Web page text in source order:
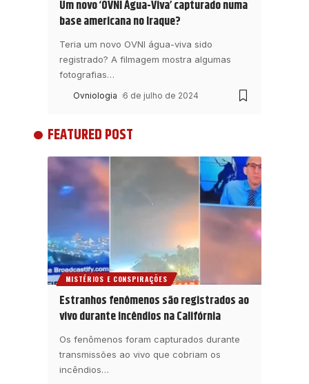
Um novo ‘OVNI Água-Viva’ capturado numa
base americana no Iraque?
Teria um novo OVNI água-viva sido
registrado? A filmagem mostra algumas
fotografias…
Ovniologia 6 de julho de 2024
FEATURED POST
MISTÉRIOS E CONSPIRAÇÕES
Estranhos fenômenos são registrados ao
vivo durante incêndios na Califórnia
Os fenômenos foram capturados durante
transmissões ao vivo que cobriam os
incêndios…